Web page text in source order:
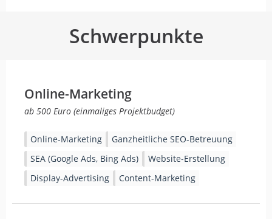
Schwerpunkte
Online-Marketing
ab 500 Euro (einmaliges Projektbudget)
Online-Marketing
Ganzheitliche SEO-Betreuung
SEA (Google Ads, Bing Ads)
Website-Erstellung
Display-Advertising
Content-Marketing